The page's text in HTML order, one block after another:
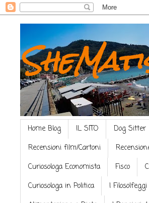
Home Blog IL SITO Dog Sitter
Recensioni film/Cartoni
Curiosologa Economista
Fisco
Curiosologa in Politica
I